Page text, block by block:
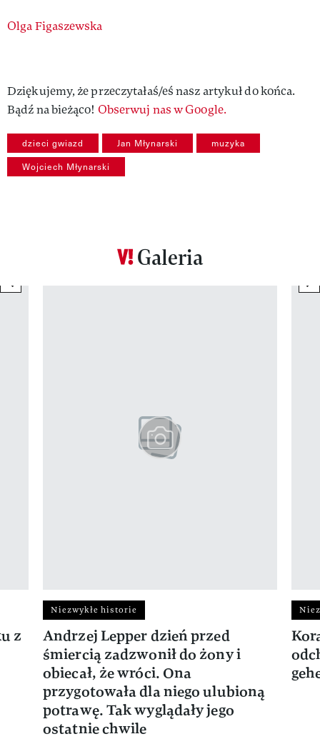
Authors
Olga Figaszewska
Dziękujemy, że przeczytałaś/eś nasz artykuł do końca.
Bądź na bieżąco! Obserwuj nas w Google.
dzieci gwiazd Jan Młynarski muzyka
Wojciech Młynarski
Galeria
z
Niezwykłe historie
Andrzej Lepper dzień przed
śmiercią zadzwonił do żony i
obiecał, że wróci. Ona
przygotowała dla niego ulubioną
potrawę. Tak wyglądały jego
ostatnie chwile